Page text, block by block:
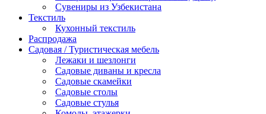
Сувениры из Узбекистана
Текстиль
Кухонный текстиль
Распродажа
Садовая / Туристическая мебель
Лежаки и шезлонги
Садовые диваны и кресла
Садовые скамейки
Садовые столы
Садовые стулья